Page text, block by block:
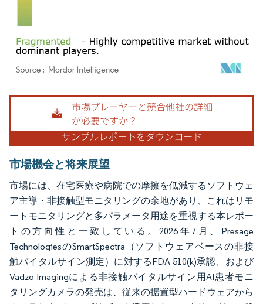
画像 © Mordor Intelligence。再利用にはCC BY 4.0の表示が必要です。
市場機会と将来展望
市場には、在宅医療や病院での摩擦を低減するソフトウェ
ア主導・非接触型モニタリングの余地があり、これはリモ
ートモニタリングと多パラメータ用途を重視する本レポー
トの方向性と一致している。2026年7月、Presage
TechnologiesのSmartSpectra（ソフトウェアベースの非接
触バイタルサイン測定）に対するFDA 510(k)承認、および
Vadzo Imagingによる非接触バイタルサイン用AI患者モニ
タリングカメラの発売は、従来の据置型ハードウェアから